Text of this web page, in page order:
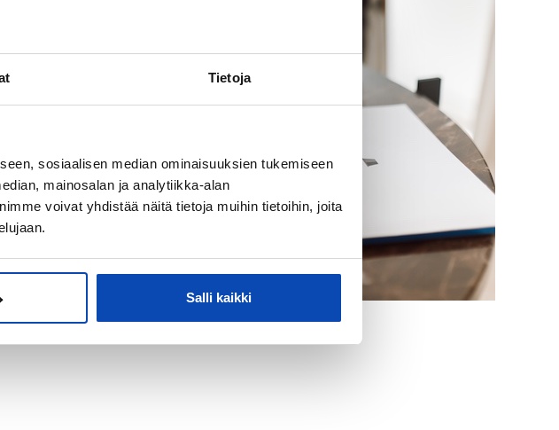
Tietoja
sosiaalisen median ominaisuuksien tukemiseen
mainosalan ja analytiikka-alan
voivat yhdistää näitä tietoja muihin tietoihin, joita
Salli kaikki